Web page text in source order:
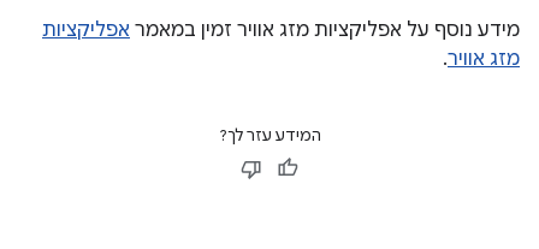
מידע נוסף על אפליקציות מזג אוויר זמין במאמר אפליקציות
מזג אוויר.
המידע עזר לך?